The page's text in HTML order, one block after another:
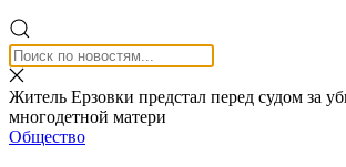
Житель Ерзовки предстал перед судом за
многодетной матери
Общество